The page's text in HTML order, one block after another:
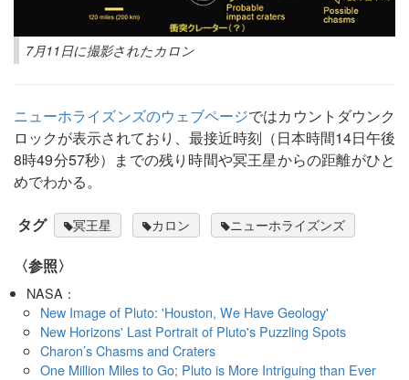
7月11日に撮影されたカロン
ニューホライズンズのウェブページではカウントダウンク
ロックが表示されており、最接近時刻（日本時間14日午後
8時49分57秒）までの残り時間や冥王星からの距離がひと
めでわかる。
タグ 冥王星 カロン ニューホライズンズ
〈参照〉
NASA：
New Image of Pluto: 'Houston, We Have Geology'
New Horizons' Last Portrait of Pluto's Puzzling Spots
Charon’s Chasms and Craters
One Million Miles to Go; Pluto is More Intriguing than Ever